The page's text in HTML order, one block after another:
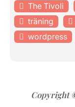
The Tivoli
träning
wordpress
Copyright